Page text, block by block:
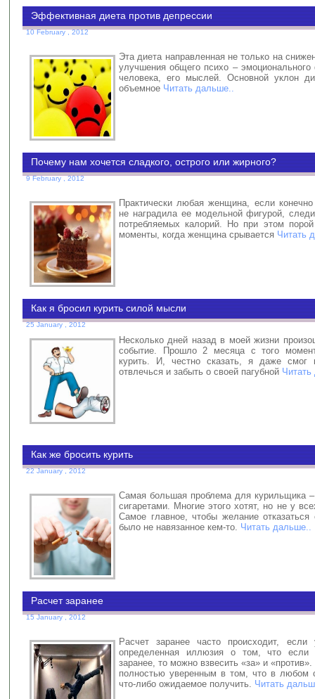
Эффективная диета против депрессии
10 February , 2012
Эта диета направленная не только на
улучшения общего психо – эмоционального
человека, его мыслей. Основной уклон
объемное Читать дальше..
Почему нам хочется сладкого, острого или жирного?
9 February , 2012
Практически любая женщина, если
не наградила ее модельной фигурой,
потребляемых калорий. Но при этом
моменты, когда женщина срывается Читать
Как я бросил курить силой мысли
25 January , 2012
Несколько дней назад в моей жизни
событие. Прошло 2 месяца с того
курить. И, честно сказать, я даже смог
отвлечься и забыть о своей пагубной
Как же бросить курить
22 January , 2012
Самая большая проблема для курильщика –
сигаретами. Многие этого хотят, но не у
Самое главное, чтобы желание отказаться
было не навязанное кем-то. Читать дальше..
Расчет заранее
15 January , 2012
Расчет заранее часто происходит, если
определенная иллюзия о том, что если
заранее, то можно взвесить «за» и
полностью уверенным в том, что в любом
что-либо ожидаемое получить. Читать